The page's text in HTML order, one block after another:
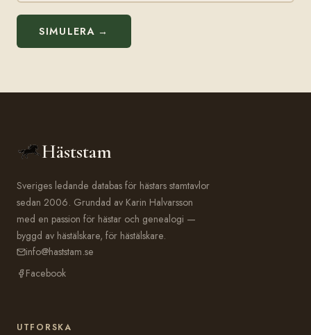
SIMULERA →
Häststam
Sveriges ledande databas för hästars stamtavlor
sedan 2006. Grundad av Karin Halvarsson
med en passion för hästar och genealogi —
byggd av hästälskare, för hästälskare.
info@haststam.se
Facebook
UTFORSKA